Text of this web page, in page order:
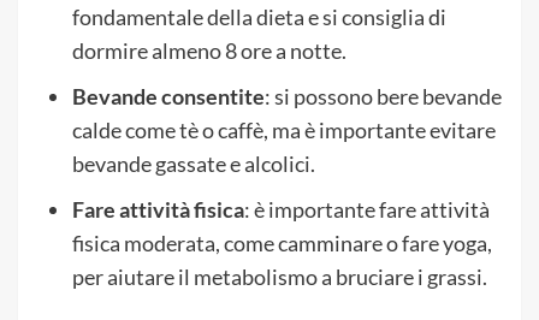
fondamentale della dieta e si consiglia di
dormire almeno 8 ore a notte.
Bevande consentite: si possono bere bevande
calde come tè o caffè, ma è importante evitare
bevande gassate e alcolici.
Fare attività fisica: è importante fare attività
fisica moderata, come camminare o fare yoga,
per aiutare il metabolismo a bruciare i grassi.